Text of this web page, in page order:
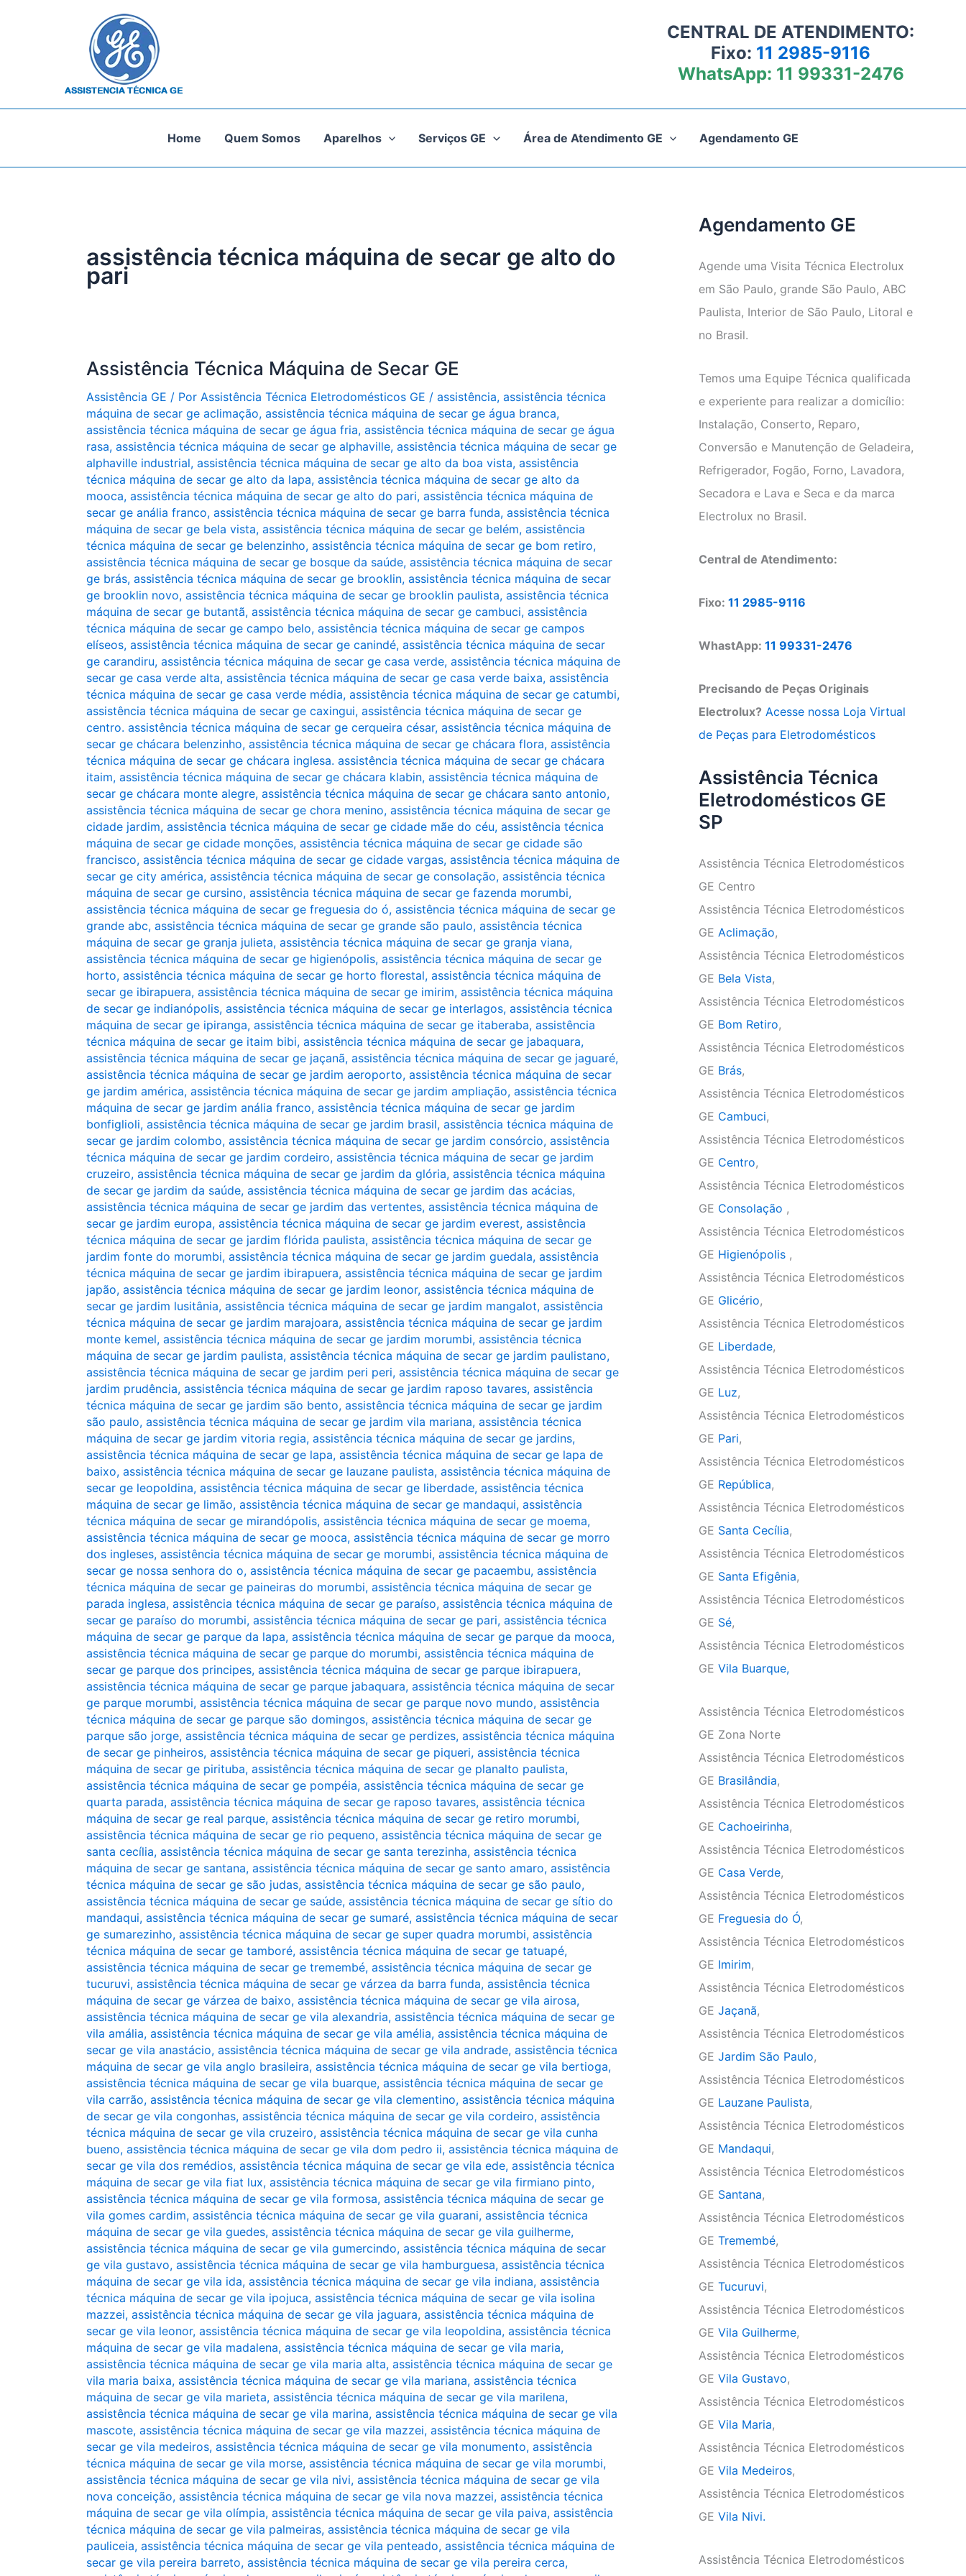
CENTRAL DE ATENDIMENTO:
Fixo: 11 2985-9116
WhatsApp: 11 99331-2476
Home Quem Somos Aparelhos Serviços GE Área de Atendimento GE Agendamento GE
assistência técnica máquina de secar ge alto do
pari
Assistência Técnica Máquina de Secar GE
Assistência GE / Por Assistência Técnica Eletrodomésticos GE / assistência, assistência técnica
máquina de secar ge aclimação, assistência técnica máquina de secar ge água branca,
assistência técnica máquina de secar ge água fria, assistência técnica máquina de secar ge água
rasa, assistência técnica máquina de secar ge alphaville, assistência técnica máquina de secar ge
alphaville industrial, assistência técnica máquina de secar ge alto da boa vista, assistência
técnica máquina de secar ge alto da lapa, assistência técnica máquina de secar ge alto da
mooca, assistência técnica máquina de secar ge alto do pari, assistência técnica máquina de
secar ge anália franco, assistência técnica máquina de secar ge barra funda, assistência técnica
máquina de secar ge bela vista, assistência técnica máquina de secar ge belém, assistência
técnica máquina de secar ge belenzinho, assistência técnica máquina de secar ge bom retiro,
assistência técnica máquina de secar ge bosque da saúde, assistência técnica máquina de secar
ge brás, assistência técnica máquina de secar ge brooklin, assistência técnica máquina de secar
ge brooklin novo, assistência técnica máquina de secar ge brooklin paulista, assistência técnica
máquina de secar ge butantã, assistência técnica máquina de secar ge cambuci, assistência
técnica máquina de secar ge campo belo, assistência técnica máquina de secar ge campos
elíseos, assistência técnica máquina de secar ge canindé, assistência técnica máquina de secar
ge carandiru, assistência técnica máquina de secar ge casa verde, assistência técnica máquina de
secar ge casa verde alta, assistência técnica máquina de secar ge casa verde baixa, assistência
técnica máquina de secar ge casa verde média, assistência técnica máquina de secar ge catumbi,
assistência técnica máquina de secar ge caxingui, assistência técnica máquina de secar ge
centro. assistência técnica máquina de secar ge cerqueira césar, assistência técnica máquina de
secar ge chácara belenzinho, assistência técnica máquina de secar ge chácara flora, assistência
técnica máquina de secar ge chácara inglesa. assistência técnica máquina de secar ge chácara
itaim, assistência técnica máquina de secar ge chácara klabin, assistência técnica máquina de
secar ge chácara monte alegre, assistência técnica máquina de secar ge chácara santo antonio,
assistência técnica máquina de secar ge chora menino, assistência técnica máquina de secar ge
cidade jardim, assistência técnica máquina de secar ge cidade mãe do céu, assistência técnica
máquina de secar ge cidade monções, assistência técnica máquina de secar ge cidade são
francisco, assistência técnica máquina de secar ge cidade vargas, assistência técnica máquina de
secar ge city américa, assistência técnica máquina de secar ge consolação, assistência técnica
máquina de secar ge cursino, assistência técnica máquina de secar ge fazenda morumbi,
assistência técnica máquina de secar ge freguesia do ó, assistência técnica máquina de secar ge
grande abc, assistência técnica máquina de secar ge grande são paulo, assistência técnica
máquina de secar ge granja julieta, assistência técnica máquina de secar ge granja viana,
assistência técnica máquina de secar ge higienópolis, assistência técnica máquina de secar ge
horto, assistência técnica máquina de secar ge horto florestal, assistência técnica máquina de
secar ge ibirapuera, assistência técnica máquina de secar ge imirim, assistência técnica máquina
de secar ge indianópolis, assistência técnica máquina de secar ge interlagos, assistência técnica
máquina de secar ge ipiranga, assistência técnica máquina de secar ge itaberaba, assistência
técnica máquina de secar ge itaim bibi, assistência técnica máquina de secar ge jabaquara,
assistência técnica máquina de secar ge jaçanã, assistência técnica máquina de secar ge jaguaré,
assistência técnica máquina de secar ge jardim aeroporto, assistência técnica máquina de secar
ge jardim américa, assistência técnica máquina de secar ge jardim ampliação, assistência técnica
máquina de secar ge jardim anália franco, assistência técnica máquina de secar ge jardim
bonfiglioli, assistência técnica máquina de secar ge jardim brasil, assistência técnica máquina de
secar ge jardim colombo, assistência técnica máquina de secar ge jardim consórcio, assistência
técnica máquina de secar ge jardim cordeiro, assistência técnica máquina de secar ge jardim
cruzeiro, assistência técnica máquina de secar ge jardim da glória, assistência técnica máquina
de secar ge jardim da saúde, assistência técnica máquina de secar ge jardim das acácias,
assistência técnica máquina de secar ge jardim das vertentes, assistência técnica máquina de
secar ge jardim europa, assistência técnica máquina de secar ge jardim everest, assistência
técnica máquina de secar ge jardim flórida paulista, assistência técnica máquina de secar ge
jardim fonte do morumbi, assistência técnica máquina de secar ge jardim guedala, assistência
técnica máquina de secar ge jardim ibirapuera, assistência técnica máquina de secar ge jardim
japão, assistência técnica máquina de secar ge jardim leonor, assistência técnica máquina de
secar ge jardim lusitânia, assistência técnica máquina de secar ge jardim mangalot, assistência
técnica máquina de secar ge jardim marajoara, assistência técnica máquina de secar ge jardim
monte kemel, assistência técnica máquina de secar ge jardim morumbi, assistência técnica
máquina de secar ge jardim paulista, assistência técnica máquina de secar ge jardim paulistano,
assistência técnica máquina de secar ge jardim peri peri, assistência técnica máquina de secar ge
jardim prudência, assistência técnica máquina de secar ge jardim raposo tavares, assistência
técnica máquina de secar ge jardim são bento, assistência técnica máquina de secar ge jardim
são paulo, assistência técnica máquina de secar ge jardim vila mariana, assistência técnica
máquina de secar ge jardim vitoria regia, assistência técnica máquina de secar ge jardins,
assistência técnica máquina de secar ge lapa, assistência técnica máquina de secar ge lapa de
baixo, assistência técnica máquina de secar ge lauzane paulista, assistência técnica máquina de
secar ge leopoldina, assistência técnica máquina de secar ge liberdade, assistência técnica
máquina de secar ge limão, assistência técnica máquina de secar ge mandaqui, assistência
técnica máquina de secar ge mirandópolis, assistência técnica máquina de secar ge moema,
assistência técnica máquina de secar ge mooca, assistência técnica máquina de secar ge morro
dos ingleses, assistência técnica máquina de secar ge morumbi, assistência técnica máquina de
secar ge nossa senhora do o, assistência técnica máquina de secar ge pacaembu, assistência
técnica máquina de secar ge paineiras do morumbi, assistência técnica máquina de secar ge
parada inglesa, assistência técnica máquina de secar ge paraíso, assistência técnica máquina de
secar ge paraíso do morumbi, assistência técnica máquina de secar ge pari, assistência técnica
máquina de secar ge parque da lapa, assistência técnica máquina de secar ge parque da mooca,
assistência técnica máquina de secar ge parque do morumbi, assistência técnica máquina de
secar ge parque dos principes, assistência técnica máquina de secar ge parque ibirapuera,
assistência técnica máquina de secar ge parque jabaquara, assistência técnica máquina de secar
ge parque morumbi, assistência técnica máquina de secar ge parque novo mundo, assistência
técnica máquina de secar ge parque são domingos, assistência técnica máquina de secar ge
parque são jorge, assistência técnica máquina de secar ge perdizes, assistência técnica máquina
de secar ge pinheiros, assistência técnica máquina de secar ge piqueri, assistência técnica
máquina de secar ge pirituba, assistência técnica máquina de secar ge planalto paulista,
assistência técnica máquina de secar ge pompéia, assistência técnica máquina de secar ge
quarta parada, assistência técnica máquina de secar ge raposo tavares, assistência técnica
máquina de secar ge real parque, assistência técnica máquina de secar ge retiro morumbi,
assistência técnica máquina de secar ge rio pequeno, assistência técnica máquina de secar ge
santa cecília, assistência técnica máquina de secar ge santa terezinha, assistência técnica
máquina de secar ge santana, assistência técnica máquina de secar ge santo amaro, assistência
técnica máquina de secar ge são judas, assistência técnica máquina de secar ge são paulo,
assistência técnica máquina de secar ge saúde, assistência técnica máquina de secar ge sítio do
mandaqui, assistência técnica máquina de secar ge sumaré, assistência técnica máquina de secar
ge sumarezinho, assistência técnica máquina de secar ge super quadra morumbi, assistência
técnica máquina de secar ge tamboré, assistência técnica máquina de secar ge tatuapé,
assistência técnica máquina de secar ge tremembé, assistência técnica máquina de secar ge
tucuruvi, assistência técnica máquina de secar ge várzea da barra funda, assistência técnica
máquina de secar ge várzea de baixo, assistência técnica máquina de secar ge vila airosa,
assistência técnica máquina de secar ge vila alexandria, assistência técnica máquina de secar ge
vila amália, assistência técnica máquina de secar ge vila amélia, assistência técnica máquina de
secar ge vila anastácio, assistência técnica máquina de secar ge vila andrade, assistência técnica
máquina de secar ge vila anglo brasileira, assistência técnica máquina de secar ge vila bertioga,
assistência técnica máquina de secar ge vila buarque, assistência técnica máquina de secar ge
vila carrão, assistência técnica máquina de secar ge vila clementino, assistência técnica máquina
de secar ge vila congonhas, assistência técnica máquina de secar ge vila cordeiro, assistência
técnica máquina de secar ge vila cruzeiro, assistência técnica máquina de secar ge vila cunha
bueno, assistência técnica máquina de secar ge vila dom pedro ii, assistência técnica máquina de
secar ge vila dos remédios, assistência técnica máquina de secar ge vila ede, assistência técnica
máquina de secar ge vila fiat lux, assistência técnica máquina de secar ge vila firmiano pinto,
assistência técnica máquina de secar ge vila formosa, assistência técnica máquina de secar ge
vila gomes cardim, assistência técnica máquina de secar ge vila guarani, assistência técnica
máquina de secar ge vila guedes, assistência técnica máquina de secar ge vila guilherme,
assistência técnica máquina de secar ge vila gumercindo, assistência técnica máquina de secar
ge vila gustavo, assistência técnica máquina de secar ge vila hamburguesa, assistência técnica
máquina de secar ge vila ida, assistência técnica máquina de secar ge vila indiana, assistência
técnica máquina de secar ge vila ipojuca, assistência técnica máquina de secar ge vila isolina
mazzei, assistência técnica máquina de secar ge vila jaguara, assistência técnica máquina de
secar ge vila leonor, assistência técnica máquina de secar ge vila leopoldina, assistência técnica
máquina de secar ge vila madalena, assistência técnica máquina de secar ge vila maria,
assistência técnica máquina de secar ge vila maria alta, assistência técnica máquina de secar ge
vila maria baixa, assistência técnica máquina de secar ge vila mariana, assistência técnica
máquina de secar ge vila marieta, assistência técnica máquina de secar ge vila marilena,
assistência técnica máquina de secar ge vila marina, assistência técnica máquina de secar ge vila
mascote, assistência técnica máquina de secar ge vila mazzei, assistência técnica máquina de
secar ge vila medeiros, assistência técnica máquina de secar ge vila monumento, assistência
técnica máquina de secar ge vila morse, assistência técnica máquina de secar ge vila morumbi,
assistência técnica máquina de secar ge vila nivi, assistência técnica máquina de secar ge vila
nova conceição, assistência técnica máquina de secar ge vila nova mazzei, assistência técnica
máquina de secar ge vila olímpia, assistência técnica máquina de secar ge vila paiva, assistência
técnica máquina de secar ge vila palmeiras, assistência técnica máquina de secar ge vila
pauliceia, assistência técnica máquina de secar ge vila penteado, assistência técnica máquina de
secar ge vila pereira barreto, assistência técnica máquina de secar ge vila pereira cerca,
Agendamento GE
Agende uma Visita Técnica Electrolux
em São Paulo, grande São Paulo, ABC
Paulista, Interior de São Paulo, Litoral e
no Brasil.
Temos uma Equipe Técnica qualificada
e experiente para realizar a domicílio:
Instalação, Conserto, Reparo,
Conversão e Manutenção de Geladeira,
Refrigerador, Fogão, Forno, Lavadora,
Secadora e Lava e Seca e da marca
Electrolux no Brasil.
Central de Atendimento:
Fixo: 11 2985-9116
WhastApp: 11 99331-2476
Precisando de Peças Originais
Electrolux? Acesse nossa Loja Virtual
de Peças para Eletrodomésticos
Assistência Técnica
Eletrodomésticos GE
SP
Assistência Técnica Eletrodomésticos
GE Centro
Assistência Técnica Eletrodomésticos
GE Aclimação,
Assistência Técnica Eletrodomésticos
GE Bela Vista,
Assistência Técnica Eletrodomésticos
GE Bom Retiro,
Assistência Técnica Eletrodomésticos
GE Brás,
Assistência Técnica Eletrodomésticos
GE Cambuci,
Assistência Técnica Eletrodomésticos
GE Centro,
Assistência Técnica Eletrodomésticos
GE Consolação ,
Assistência Técnica Eletrodomésticos
GE Higienópolis ,
Assistência Técnica Eletrodomésticos
GE Glicério,
Assistência Técnica Eletrodomésticos
GE Liberdade,
Assistência Técnica Eletrodomésticos
GE Luz,
Assistência Técnica Eletrodomésticos
GE Pari,
Assistência Técnica Eletrodomésticos
GE República,
Assistência Técnica Eletrodomésticos
GE Santa Cecília,
Assistência Técnica Eletrodomésticos
GE Santa Efigênia,
Assistência Técnica Eletrodomésticos
GE Sé,
Assistência Técnica Eletrodomésticos
GE Vila Buarque,
Assistência Técnica Eletrodomésticos
GE Zona Norte
Assistência Técnica Eletrodomésticos
GE Brasilândia,
Assistência Técnica Eletrodomésticos
GE Cachoeirinha,
Assistência Técnica Eletrodomésticos
GE Casa Verde,
Assistência Técnica Eletrodomésticos
GE Freguesia do Ó,
Assistência Técnica Eletrodomésticos
GE Imirim,
Assistência Técnica Eletrodomésticos
GE Jaçanã,
Assistência Técnica Eletrodomésticos
GE Jardim São Paulo,
Assistência Técnica Eletrodomésticos
GE Lauzane Paulista,
Assistência Técnica Eletrodomésticos
GE Mandaqui,
Assistência Técnica Eletrodomésticos
GE Santana,
Assistência Técnica Eletrodomésticos
GE Tremembé,
Assistência Técnica Eletrodomésticos
GE Tucuruvi,
Assistência Técnica Eletrodomésticos
GE Vila Guilherme,
Assistência Técnica Eletrodomésticos
GE Vila Gustavo,
Assistência Técnica Eletrodomésticos
GE Vila Maria,
Assistência Técnica Eletrodomésticos
GE Vila Medeiros,
Assistência Técnica Eletrodomésticos
GE Vila Nivi.
Assistência Técnica Eletrodomésticos